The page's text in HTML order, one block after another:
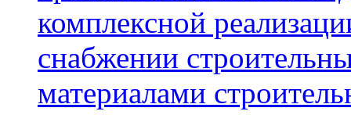
комплексной
снабжении
материалами